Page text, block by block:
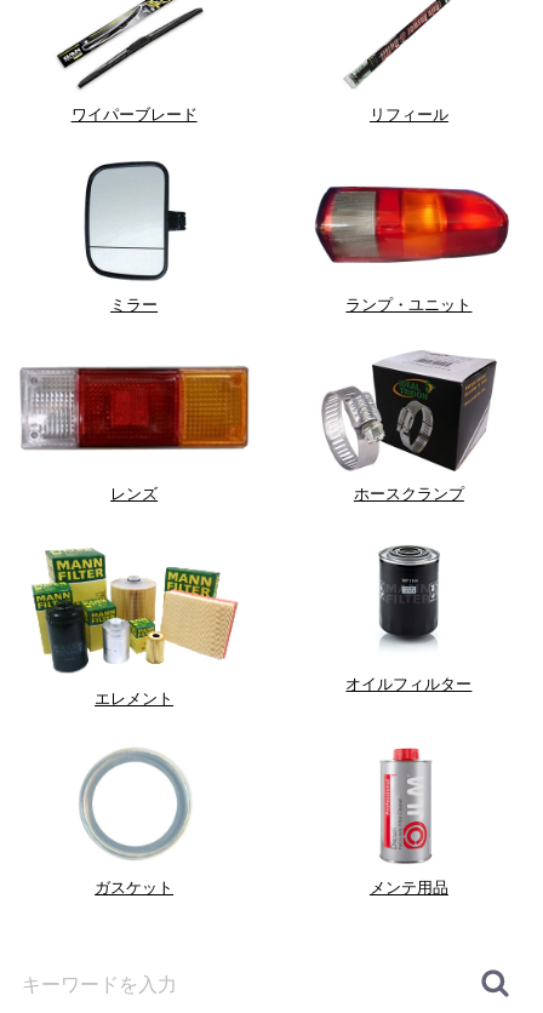
ワイパーブレード リフィール
ミラー ランプ・ユニット
レンズ ホースクランプ
エレメント
オイルフィルター
ガスケット メンテ用品